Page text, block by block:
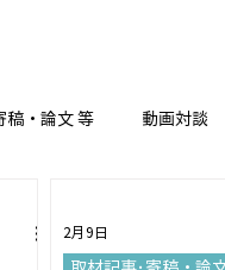
稿・論文 等 動画対談
2月9日